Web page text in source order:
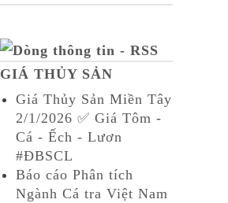
GIÁ THỦY SẢN
Giá Thủy Sản Miền Tây
2/1/2026 ✅ Giá Tôm -
Cá - Ếch - Lươn
#ĐBSCL
Báo cáo Phân tích
Ngành Cá tra Việt Nam